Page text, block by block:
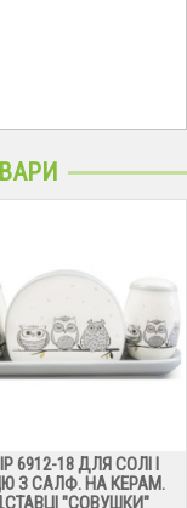
6912-18 ДЛЯ СОЛІ І
З САЛФ. НА КЕРАМ.
"СОВУШКИ"